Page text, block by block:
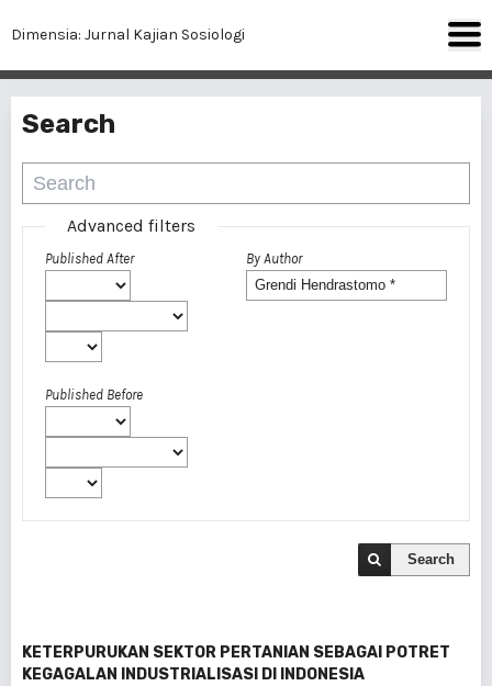
Dimensia: Jurnal Kajian Sosiologi
Search
Advanced filters
Published After
Published Before
By Author
Search
KETERPURUKAN SEKTOR PERTANIAN SEBAGAI POTRET
KEGAGALAN INDUSTRIALISASI DI INDONESIA